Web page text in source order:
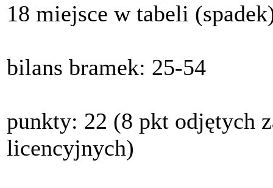
18 miejsce w tabeli
bilans bramek: 25-54
punkty: 22 (8 pkt odjętych
licencyjnych)